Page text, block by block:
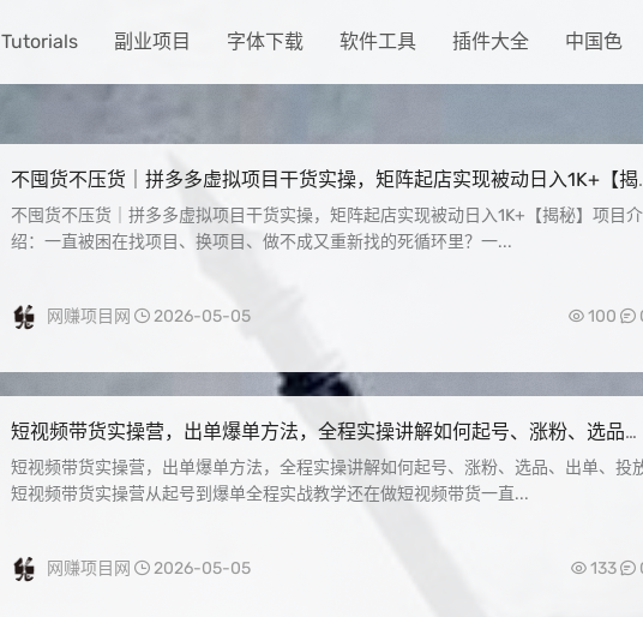
Tutorials 副业项目 字体下载 软件工具 插件大全 中国色
不囤货不压货｜拼多多虚拟项目干货实操，矩阵起店实现被动日入1K+【揭
秘】
不囤货不压货｜拼多多虚拟项目干货实操，矩阵起店实现被动日入1K+【揭秘】项目介
绍：一直被困在找项目、换项目、做不成又重新找的死循环里？一...
网赚项目网 2026-05-05 100
短视频带货实操营，出单爆单方法，全程实操讲解如何起号、涨粉、选品、
出单、投放
短视频带货实操营，出单爆单方法，全程实操讲解如何起号、涨粉、选品、出单、投
短视频带货实操营从起号到爆单全程实战教学还在做短视频带货一直...
网赚项目网 2026-05-05 133